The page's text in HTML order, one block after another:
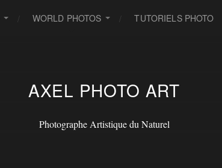
WORLD PHOTOS TUTORIELS PHOTO
AXEL PHOTO ART
Photographe Artistique du Naturel